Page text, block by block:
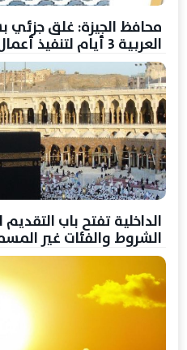
محافظ الجيزة: غلق جزئي
العربية 3 أيام لتنفيذ أعمال الغاز الطبيعي
الشروط والفئات غير